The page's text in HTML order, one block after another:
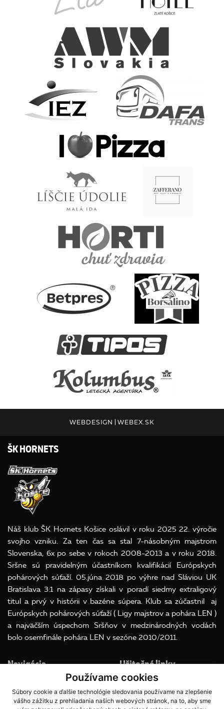
Používame cookies
Súbory cookie a ďalšie technológie sledovania používame na zlepšenie
vášho zážitku z prehliadania našich webových stránok, na to, aby sme
WEBDESIGN WEBEX.SK
ŠK HORNETS
Náš klub ŠK Hornets Košice oslávil v roku 2025 22. výročie
svojho vzniku. Za ten čas sa stal 7-násobným majstrom
Slovenska, 6x po sebe v rokoch 2008-2013 a v roku 2018.
Sršne sú pravidelným účastníkom kvalifikácií Európskych
pohárových súťaží. 05.júna 2018 po výhre nad Sláviou UK
Bratislava 3:1 na zápasy získali v poradí siedmy extraligový
titul a prvý v histórii v bazéne súpera. Klub sa zúčastnil aj
Európskych pohárových súťaží ( Ligy majstrov a pohára LEN )
a najväčším úspechom Sršňov v medzinárodných vodách
bolo osemfinále pohára LEN v sezóne 2010/2011.
Navigácia
O klube
Užitočné linky
Súbory Cookies
OOU